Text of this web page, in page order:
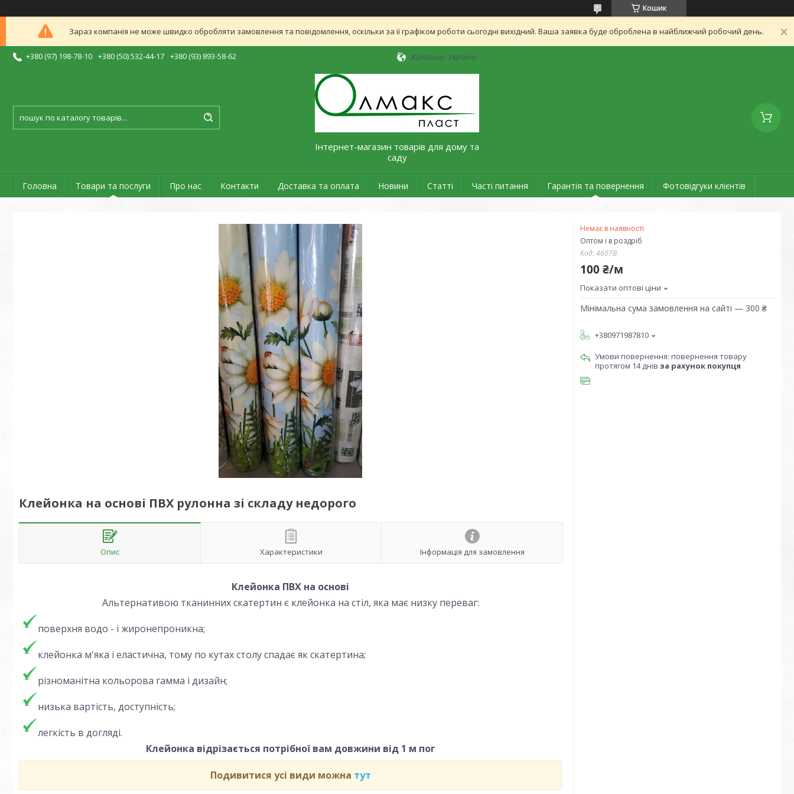
Кошик
Зараз компанія не може швидко обробляти замовлення та повідомлення, оскільки за її графіком роботи сьогодні вихідний. Ваша заявка буде оброблена в найближчий робочий день.
+380 (97) 198-78-10 +380 (50) 532-44-17 +380 (93) 893-58-62 Житомир, Україна
Інтернет-магазин товарів для дому та
саду
Головна Товари та послуги Про нас Контакти Доставка та оплата Новини Статті Часті питання Гарантія та повернення Фотовідгуки клієнтів
Клейонка на основі ПВХ рулонна зі складу недорого
Опис Характеристики Інформація для замовлення
Клейонка ПВХ на основі
Альтернативою тканинних скатертин є клейонка на стіл, яка має низку переваг:
поверхня водо - і жиронепроникна;
клейонка м'яка і еластична, тому по кутах столу спадає як скатертина;
різноманітна кольорова гамма і дизайн;
низька вартість, доступність;
легкість в догляді.
Клейонка відрізається потрібної вам довжини від 1 м пог
Подивитися усі види можна тут
Немає в наявності
Оптом і в роздріб
Код:4607B
100 ₴/м
Показати оптові ціни
Мінімальна сума замовлення на сайті — 300 ₴
+380971987810
повернення товару
протягом 14 днів за рахунок покупця